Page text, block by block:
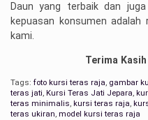
Daun yang terbaik dan
kepuasan konsumen
kami.
Terima
Tags: foto kursi teras raja, gambar
teras jati, Kursi Teras Jati Jepara,
teras minimalis, kursi teras raja,
teras ukiran, model kursi teras raja